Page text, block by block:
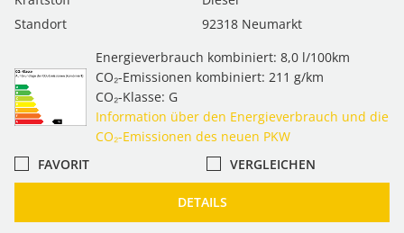
Standort
92318 Neumarkt
Energieverbrauch kombiniert: 8,0 l/100km
CO₂-Emissionen kombiniert: 211 g/km
CO₂-Klasse: G
Information über den Energieverbrauch und die
CO₂-Emissionen des neuen PKW
FAVORIT
VERGLEICHEN
DETAILS